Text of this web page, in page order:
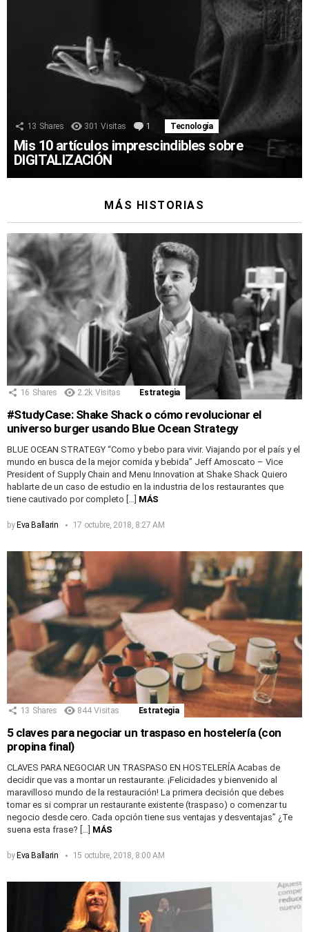
13 Shares 301 Visitas 1 Comentario
Tecnología
Mis 10 artículos imprescindibles sobre
DIGITALIZACIÓN
MÁS HISTORIAS
16 Shares 2.2k Visitas Estrategia
#StudyCase: Shake Shack o cómo revolucionar el
universo burger usando Blue Ocean Strategy
BLUE OCEAN STRATEGY “Como y bebo para vivir. Viajando por el país y el
mundo en busca de la mejor comida y bebida” Jeff Amoscato – Vice
President of Supply Chain and Menu Innovation at Shake Shack Quiero
hablarte de un caso de estudio en la industria de los restaurantes que
tiene cautivado por completo […] MÁS
by Eva Ballarin 17 octubre, 2018, 8:27 AM
13 Shares 844 Visitas Estrategia
5 claves para negociar un traspaso en hostelería (con
propina final)
CLAVES PARA NEGOCIAR UN TRASPASO EN HOSTELERÍA Acabas de
decidir que vas a montar un restaurante. ¡Felicidades y bienvenido al
maravilloso mundo de la restauración! La primera decisión que debes
tomar es si comprar un restaurante existente (traspaso) o comenzar tu
negocio desde cero. Cada opción tiene sus ventajas y desventajas” ¿Te
suena esta frase? […] MÁS
by Eva Ballarin 15 octubre, 2018, 8:00 AM